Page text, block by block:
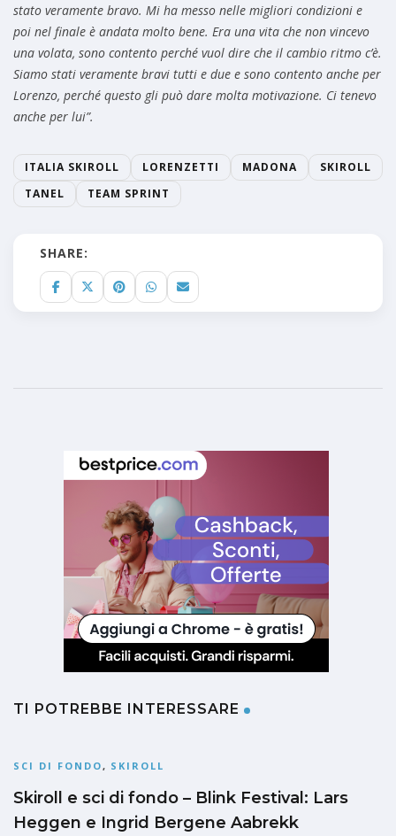
stato veramente bravo. Mi ha messo nelle migliori condizioni e
poi nel finale è andata molto bene. Era una vita che non vincevo
una volata, sono contento perché vuol dire che il cambio ritmo c’è.
Siamo stati veramente bravi tutti e due e sono contento anche per
Lorenzo, perché questo gli può dare molta motivazione. Ci tenevo
anche per lui”.
ITALIA SKIROLL LORENZETTI MADONA
SKIROLL
TANEL
TEAM SPRINT
SHARE:
TI POTREBBE INTERESSARE
SCI DI FONDO, SKIROLL
Skiroll e sci di fondo – Blink Festival: Lars
Heggen e Ingrid Bergene Aabrekk